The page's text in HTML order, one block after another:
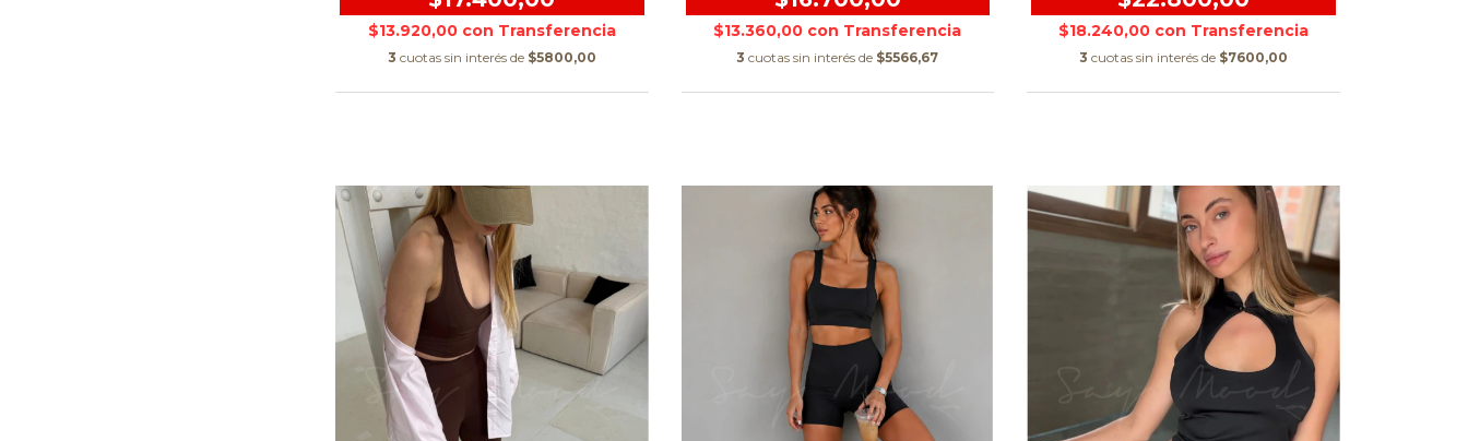
$13.920,00 con
3 cuotas sin interés de $5800,00
$13.360,00 con
3 cuotas sin interés de $5566,67
$18.240,00 con
3 cuotas sin interés de $7600,00